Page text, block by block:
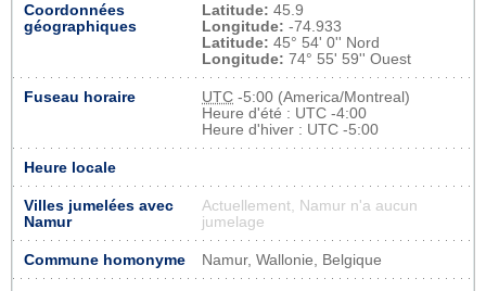
Coordonnées
géographiques
Latitude: 45.9
Longitude: -74.933
Latitude: 45° 54' 0'' Nord
Longitude: 74° 55' 59'' Ouest
Fuseau horaire UTC -5:00 (America/Montreal)
Heure d'été : UTC -4:00
Heure d'hiver : UTC -5:00
Heure locale
Villes jumelées avec
Namur
Actuellement, Namur n'a aucun
jumelage
Commune homonyme Namur, Wallonie, Belgique